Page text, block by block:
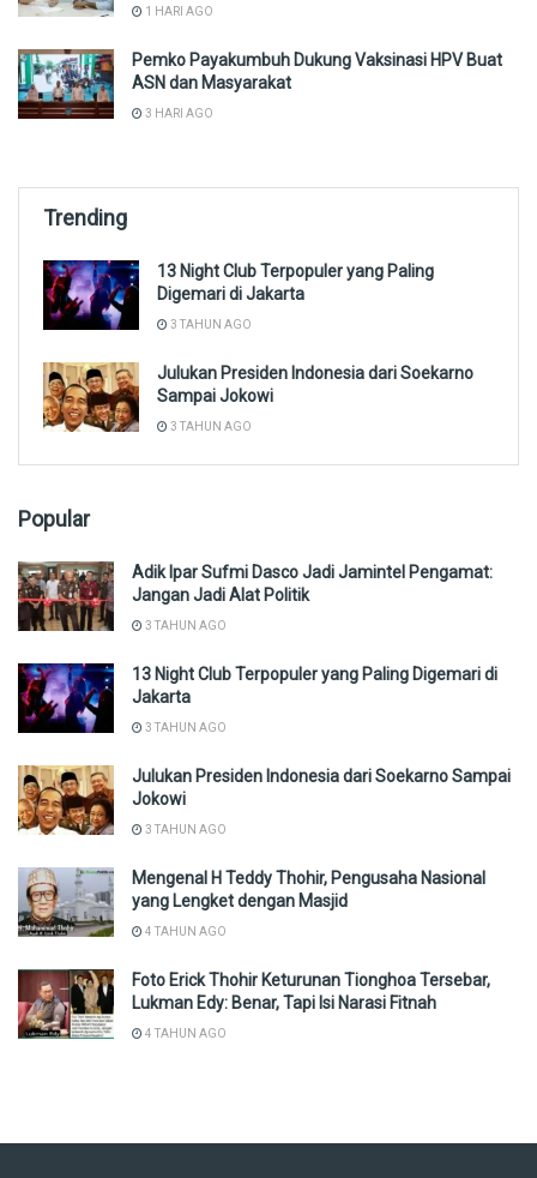
1 HARI AGO
Pemko Payakumbuh Dukung Vaksinasi HPV Buat
ASN dan Masyarakat
3 HARI AGO
Trending
13 Night Club Terpopuler yang Paling
Digemari di Jakarta
3 TAHUN AGO
Julukan Presiden Indonesia dari Soekarno
Sampai Jokowi
3 TAHUN AGO
Popular
Adik Ipar Sufmi Dasco Jadi Jamintel Pengamat:
Jangan Jadi Alat Politik
3 TAHUN AGO
13 Night Club Terpopuler yang Paling Digemari di
Jakarta
3 TAHUN AGO
Julukan Presiden Indonesia dari Soekarno Sampai
Jokowi
3 TAHUN AGO
Mengenal H Teddy Thohir, Pengusaha Nasional
yang Lengket dengan Masjid
4 TAHUN AGO
Foto Erick Thohir Keturunan Tionghoa Tersebar,
Lukman Edy: Benar, Tapi Isi Narasi Fitnah
4 TAHUN AGO